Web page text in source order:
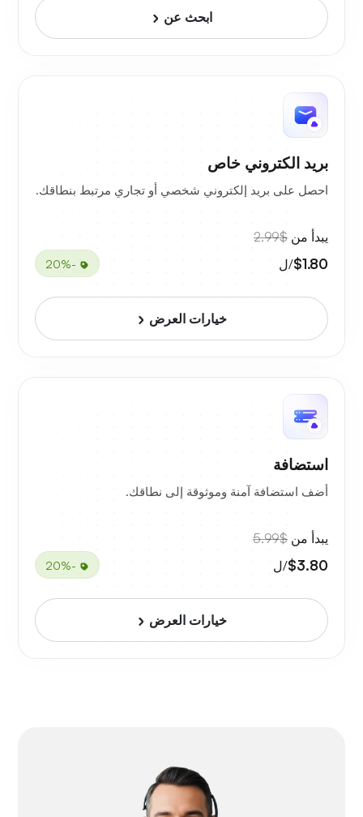
ابحث عن
بريد الكتروني خاص
احصل على بريد إلكتروني شخصي أو تجاري مرتبط بنطاقك.
يبدأ من $2.99
$1.80/ل -20%
خيارات العرض
استضافة
أضف استضافة آمنة وموثوقة إلى نطاقك.
يبدأ من $5.99
$3.80/ل -20%
خيارات العرض